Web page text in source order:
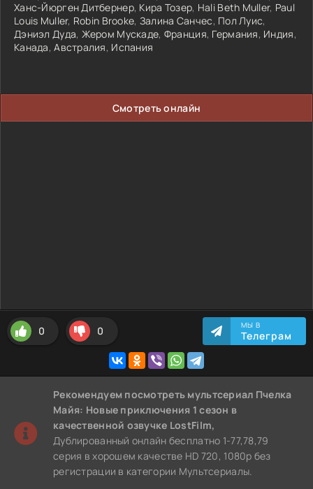
Ханс-Йюрген Дитбернер, Кира Тозер, Hali Beth Muller, Paul
Louis Muller, Robin Brooke, Залина Санчес, Пол Луис,
Дэниэл Дуда, Жером Мускаде, Франция, Германия, Индия,
Канада,Австралия, Испания
Смотреть онлайн
0 0 МЫ В
Телеграм
Рекомендуем посмотреть мультсериал Пчелка
Майя: Новые приключения 1 сезон в
качественной озвучке LostFilm,
Дублированный онлайн бесплатно 1-77,78,79
серия в хорошем качестве HD 720, 1080p без
регистрации в категории Мультсериалы.